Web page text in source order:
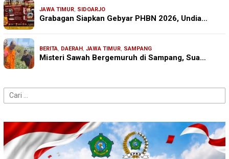
JAWA TIMUR, SIDOARJO
Grabagan Siapkan Gebyar PHBN 2026, Undia…
BERITA, DAERAH , JAWA TIMUR, SAMPANG
Misteri Sawah Bergemuruh di Sampang, Sua…
Cari
untuk: